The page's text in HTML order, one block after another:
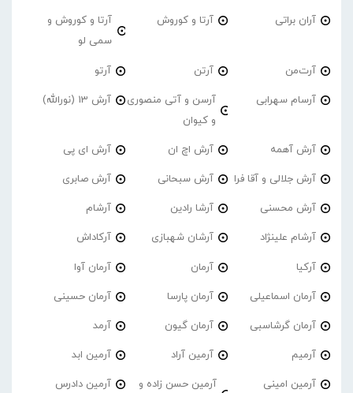
آران براتی آرتا و کوروش
آرتا و کوروش و
سمی لو
آرت‌من آرتن آرتو
آرسام سهرابی
آرسن و آتی منصوری
و کیوان
آرش 13 (نورالله)
آرش آهمه آرش اچ ان آرش ای پی
آرش جلالی و آقا فرا آرش سبحانی آرش صابری
آرش محسنی آرشا رادین آرشام
آرشام علینژاد آرشان شهبازی آرکاداش
آرکیا آرمان آرمان آوا
آرمان اسماعیلی آرمان پارسا آرمان حسینی
آرمان گرشاسبی آرمان گیون آرمد
آرمیم آرمین آراد آرمین ابد
آرمین امینی
آرمین حسن زاده و
آرمین دادرس